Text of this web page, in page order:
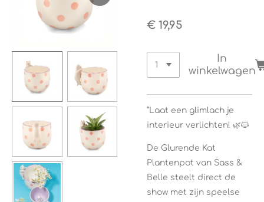
€ 19,95
In
winkelwagen
“Laat een glimlach je
interieur verlichten! 🌿🐱
De Glurende Kat
Plantenpot van Sass &
Belle steelt direct de
show met zijn speelse